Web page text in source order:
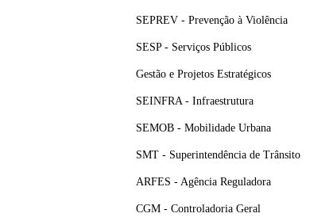
SEPREV - Prevenção à Violência
SESP - Serviços Públicos
Gestão e Projetos Estratégicos
SEINFRA - Infraestrutura
SEMOB - Mobilidade Urbana
SMT - Superintendência de Trânsito
ARFES - Agência Reguladora
CGM - Controladoria Geral